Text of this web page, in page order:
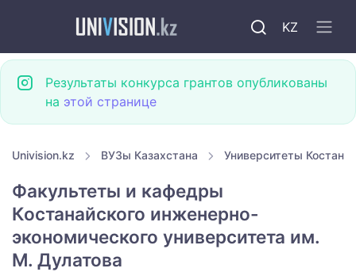
KZ
Результаты конкурса грантов опубликованы
на этой странице
Univision.kz ВУЗы Казахстана Университеты Костаная
Факультеты и кафедры
Костанайского инженерно-
экономического университета им.
М. Дулатова